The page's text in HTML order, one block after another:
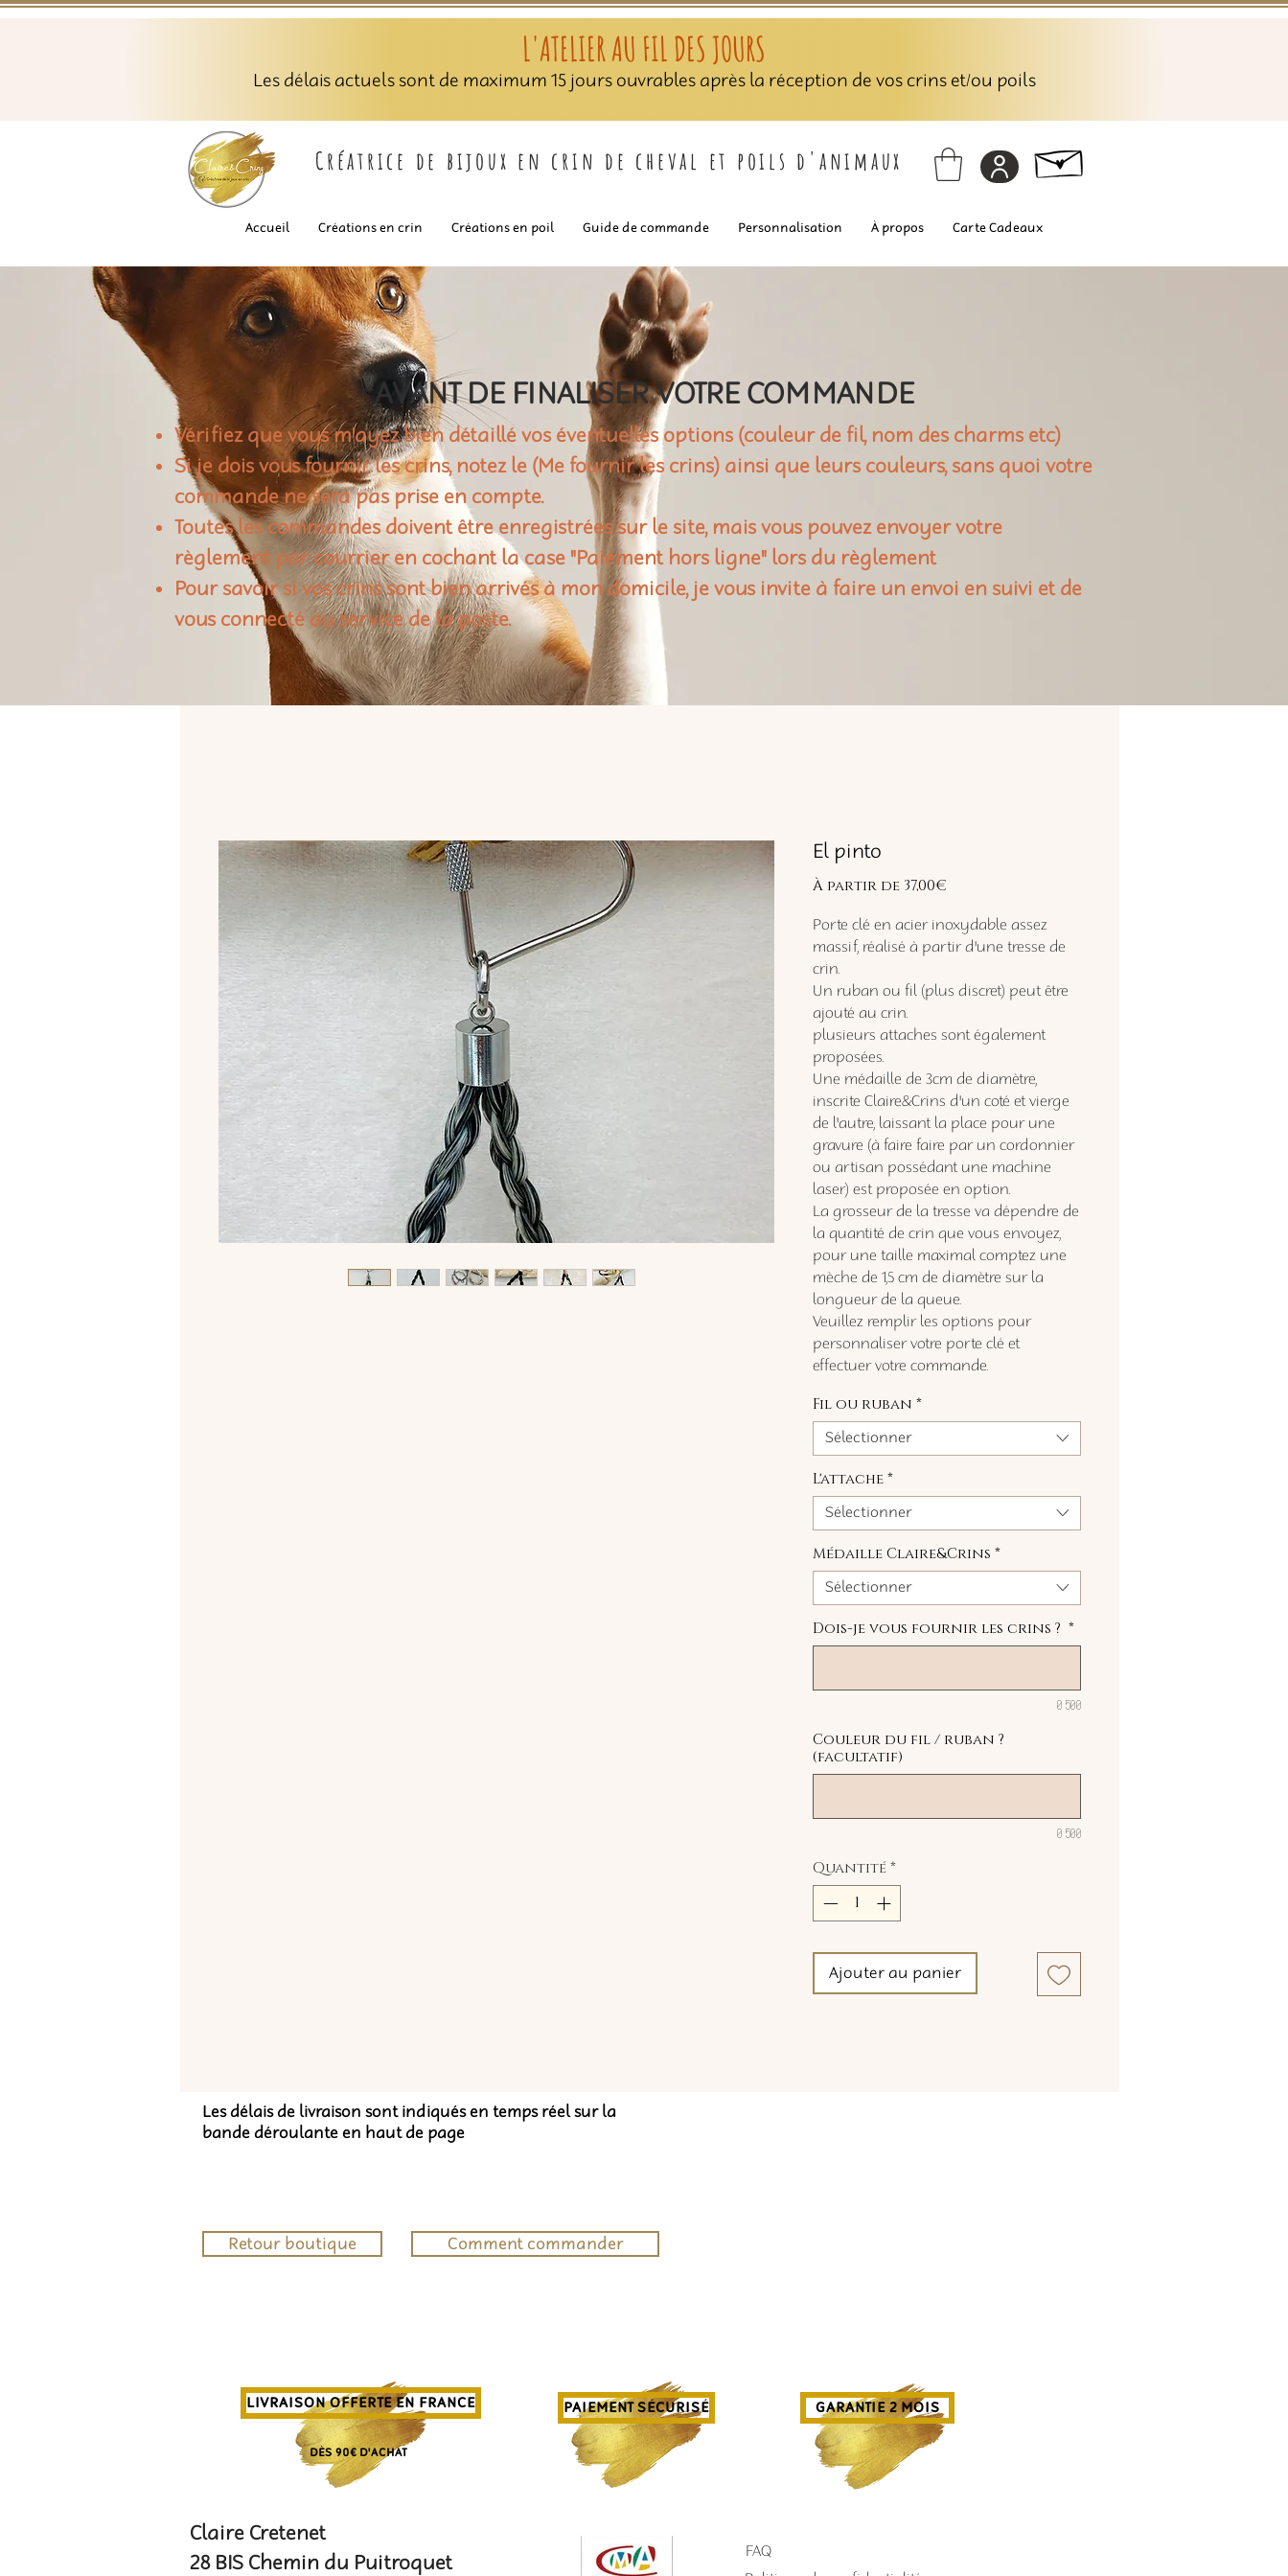
L'ATELIER AU FIL DES JOURS
Les délais actuels sont de maximum 15 jours ouvrables après la réception de vos crins et/ou poils
Créatrice de bijoux en crin de cheval et poils d'animaux
Accueil Créations en crin Créations en poil Guide de commande Personnalisation À propos Carte Cadeaux
AVANT DE FINALISER VOTRE COMMANDE
Vérifiez que vous m'ayez bien détaillé vos éventuelles options (couleur de fil, nom des charms etc)
Si je dois vous fournir les crins, notez le (Me fournir les crins) ainsi que leurs couleurs, sans quoi votre
commande ne sera pas prise en compte.
Toutes les commandes doivent être enregistrées sur le site, mais vous pouvez envoyer votre
règlement par courrier en cochant la case "Paiement hors ligne" lors du règlement
Pour savoir si vos crins sont bien arrivés à mon domicile, je vous invite à faire un envoi en suivi et de
vous connecté au service de la poste.
El pinto
À partir de 37,00€
Porte clé en acier inoxydable assez
massif, réalisé à partir d'une tresse de
crin.
Un ruban ou fil (plus discret) peut être
ajouté au crin.
plusieurs attaches sont également
proposées.
Une médaille de 3cm de diamètre,
inscrite Claire&Crins d'un coté et vierge
de l'autre, laissant la place pour une
gravure (à faire faire par un cordonnier
ou artisan possédant une machine
laser) est proposée en option.
La grosseur de la tresse va dépendre de
la quantité de crin que vous envoyez,
pour une taille maximal comptez une
mèche de 1,5 cm de diamètre sur la
longueur de la queue.
Veuillez remplir les options pour
personnaliser votre porte clé et
effectuer votre commande.
Fil ou ruban *
Sélectionner
L'attache*
Sélectionner
Médaille Claire&Crins *
Sélectionner
Dois-je vous fournir les crins ? *
0/500
Couleur du fil / ruban ?
(facultatif)
0/500
Quantité*
Ajouter au panier
Les délais de livraison sont indiqués en temps réel sur la
bande déroulante en haut de page
Retour boutique Comment commander
LIVRAISON OFFERTE EN FRANCE
DÈS 90€ D'ACHAT
Claire Cretenet
28 BIS Chemin du Puitroquet
PAIEMENT SÉCURISÉ GARANTIE 2 MOIS
FAQ